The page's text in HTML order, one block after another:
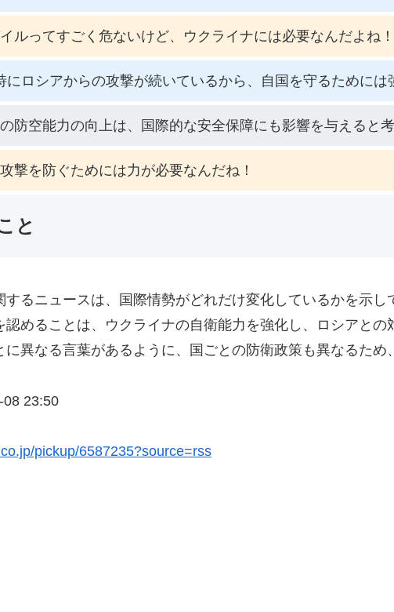
ルってすごく危ないけど、ウクライナには必要なんだよね！
にロシアからの攻撃が続いているから、自国を守るためには
防空能力の向上は、国際的な安全保障にも影響を与えると考
撃を防ぐためには力が必要なんだね！
と
するニュースは、国際情勢がどれだけ変化しているかを示
認めることは、ウクライナの自衛能力を強化し、ロシアと
異なる言葉があるように、国ごとの防衛政策も異なるため
08 23:50
pickup/6587235?source=rss